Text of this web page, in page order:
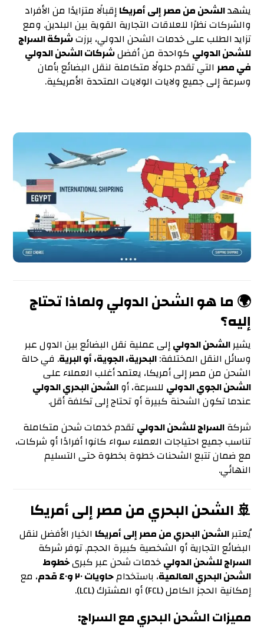
يشهدالشحن من مصر إلى أمريكاإقبالًا متزايدًا من الأفراد
والشركات نظرًا للعلاقات التجارية القوية بين البلدين. ومع
تزايد الطلب على خدمات الشحن الدولي، برزتشركة السراج
للشحن الدولي كواحدة من أفضلشركات الشحن الدولي
في مصر التي تقدم حلولًا متكاملة لنقل البضائع بأمان
وسرعة إلى جميع ولايات الولايات المتحدة الأمريكية.
🌍 ما هو الشحن الدولي ولماذا تحتاج
إليه؟
يشيرالشحن الدوليإلى عملية نقل البضائع بين الدول عبر
وسائل النقل المختلفة:البحرية، الجوية، أو البرية. في حالة
الشحن من مصر إلى أمريكا، يعتمد أغلب العملاء على
الشحن الجوي الدولي للسرعة، أوالشحن البحري الدولي
عندما تكون الشحنة كبيرة أو تحتاج إلى تكلفة أقل.
شركةالسراج للشحن الدوليتقدم خدمات شحن متكاملة
تناسب جميع احتياجات العملاء سواء كانوا أفرادًا أو شركات،
مع ضمان تتبع الشحنات خطوة بخطوة حتى التسليم
النهائي.
🚢 الشحن البحري من مصر إلى أمريكا
يُعتبرالشحن البحري من مصر إلى أمريكا الخيار الأفضل لنقل
البضائع التجارية أو الشخصية كبيرة الحجم. توفر شركة
السراج للشحن الدوليخدمات شحن عبر كبرىخطوط
الشحن البحري العالمية، باستخدامحاويات ٢٠ و٤٠ قدم
، مع
إمكانية الحجز الكامل (FCL) أو المشترك (LCL).
مميزات الشحن البحري مع السراج: